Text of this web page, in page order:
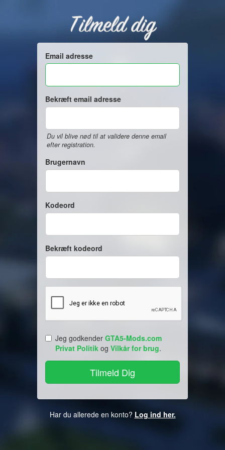
Tilmeld dig
Email adresse
Bekræft email adresse
Du vil blive nød til at validere denne email
efter registration.
Brugernavn
Kodeord
Bekræft kodeord
Jeg godkender GTA5-Mods.com
Privat Politik og Vilkår for brug.
Har du allerede en konto? Log ind her.